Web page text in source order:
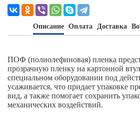
Описание Оплата Доставка
ПОФ (полиолефиновая) пленка
прозрачную пленку на картонной
специальном оборудовании под
усаживается, что придает упаковке
вид, а также помогает сохранить
механических воздействий.